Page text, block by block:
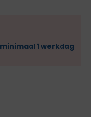
minimaal 1 werkdag